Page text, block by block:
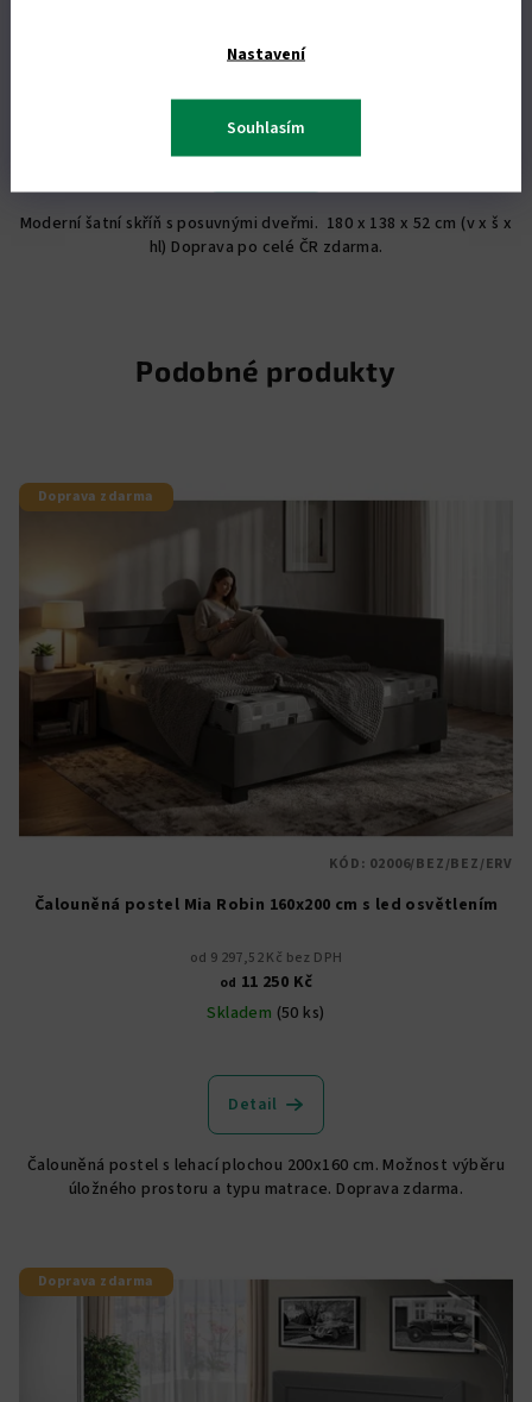
Nastavení
Souhlasím
10 150 Kč
hodnocení
produktu
z
5
Detail
Moderní šatní skříň s posuvnými dveřmi. 180 x 138 x 52 cm (v x š x
hl) Doprava po celé ČR zdarma.
Podobné produkty
Doprava zdarma
Čalouněná postel Mia Robin 160x200 cm s led osvětlením
od 9 297,52 Kč bez DPH
od 11 250 Kč
Skladem (50 ks)
hodnocení
produktu
z
5
Detail
Čalouněná postel s lehací plochou 200x160 cm. Možnost výběru
úložného prostoru a typu matrace. Doprava zdarma.
KÓD: 02006/BEZ/BEZ/ERV
Doprava zdarma